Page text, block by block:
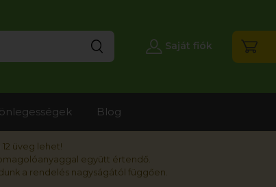
üveg lehet!
együtt értendő.
a rendelés nagyságától függően.
Saját fiók
Blog